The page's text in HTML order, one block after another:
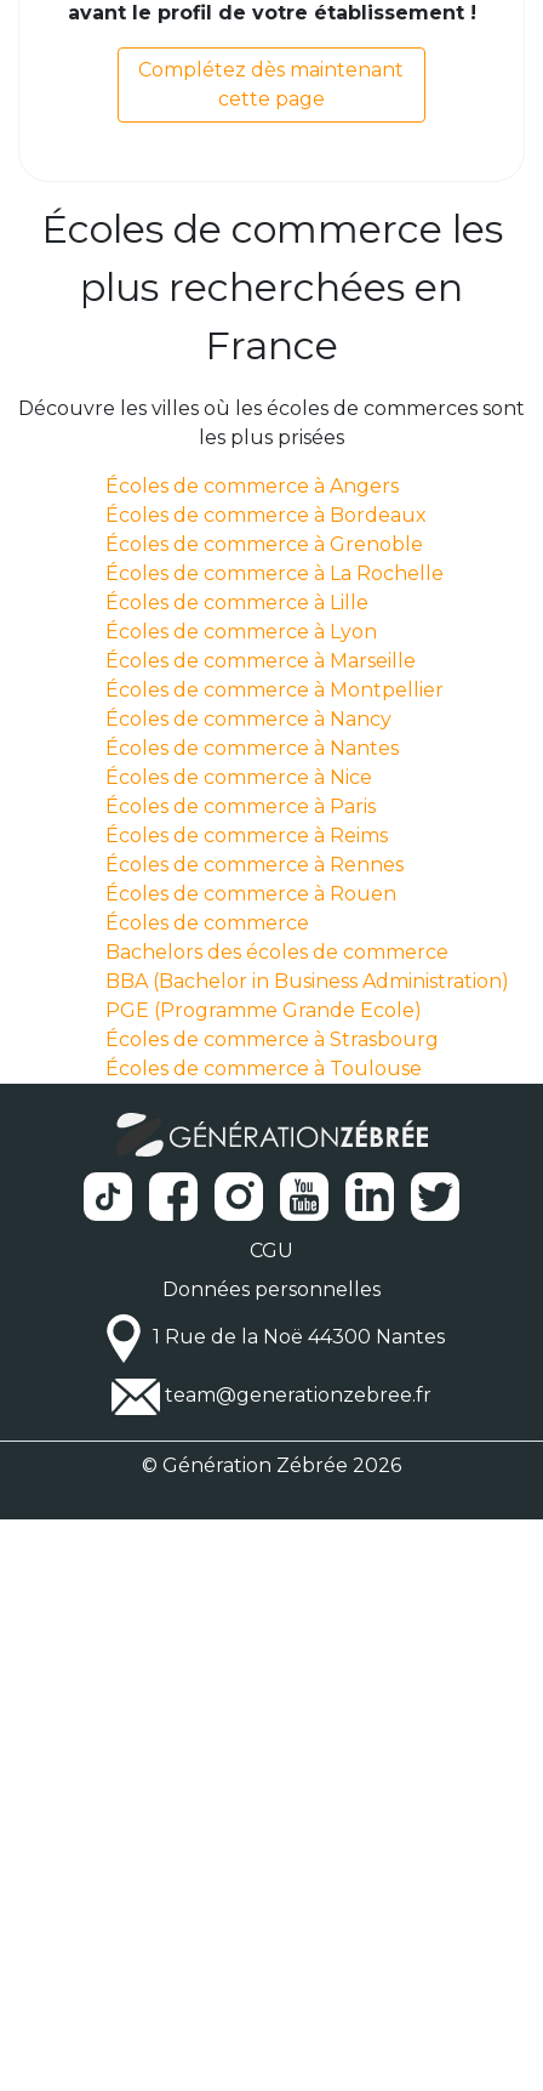
avant le profil de votre établissement !
Complétez dès maintenant
cette page
Écoles de commerce les
plus recherchées en
France
Découvre les villes où les écoles de commerces sont
les plus prisées
Écoles de commerce à Angers
Écoles de commerce à Bordeaux
Écoles de commerce à Grenoble
Écoles de commerce à La Rochelle
Écoles de commerce à Lille
Écoles de commerce à Lyon
Écoles de commerce à Marseille
Écoles de commerce à Montpellier
Écoles de commerce à Nancy
Écoles de commerce à Nantes
Écoles de commerce à Nice
Écoles de commerce à Paris
Écoles de commerce à Reims
Écoles de commerce à Rennes
Écoles de commerce à Rouen
Écoles de commerce
Bachelors des écoles de commerce
BBA (Bachelor in Business Administration)
PGE (Programme Grande Ecole)
Écoles de commerce à Strasbourg
Écoles de commerce à Toulouse
CGU
Données personnelles
1 Rue de la Noë 44300 Nantes
team@generationzebree.fr
© Génération Zébrée 2026